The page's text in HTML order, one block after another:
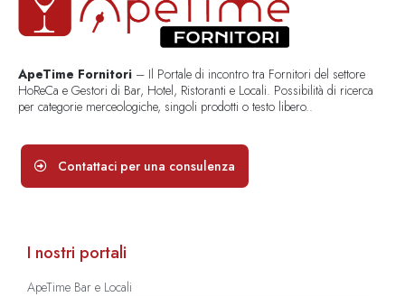
ApeTime Fornitori – Il Portale di incontro tra Fornitori del settore
HoReCa e Gestori di Bar, Hotel, Ristoranti e Locali. Possibilità di ricerca
per categorie merceologiche, singoli prodotti o testo libero..
Contattaci per una consulenza
I nostri portali
ApeTime Bar e Locali